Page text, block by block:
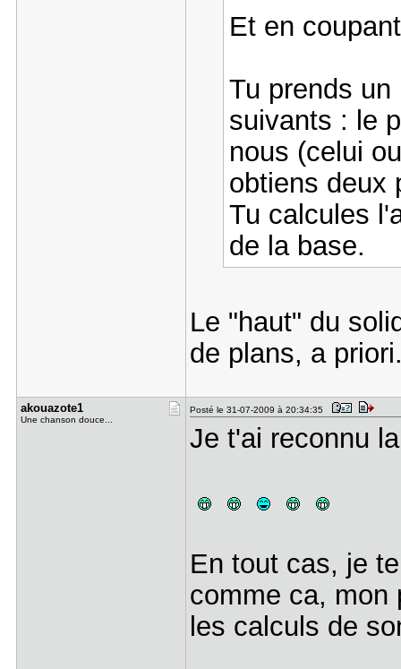
Et en
Tu prends
suivants : le
nous (celui
obtiens deux
Tu calcules
de la base.
Le "haut" du
de plans, a
akouazote1
Une chanson douce...
Posté le 31-07-2009 à 20:34:35
Je t'ai reconnu
En tout cas, je
comme ca, mon
les calculs de